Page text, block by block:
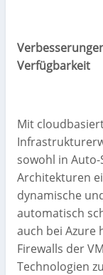
Verfügbarkeit
Mit
sowohl in
Architekturen
dynamische
automatisch
auch bei Azure
Firewalls der
Technologien